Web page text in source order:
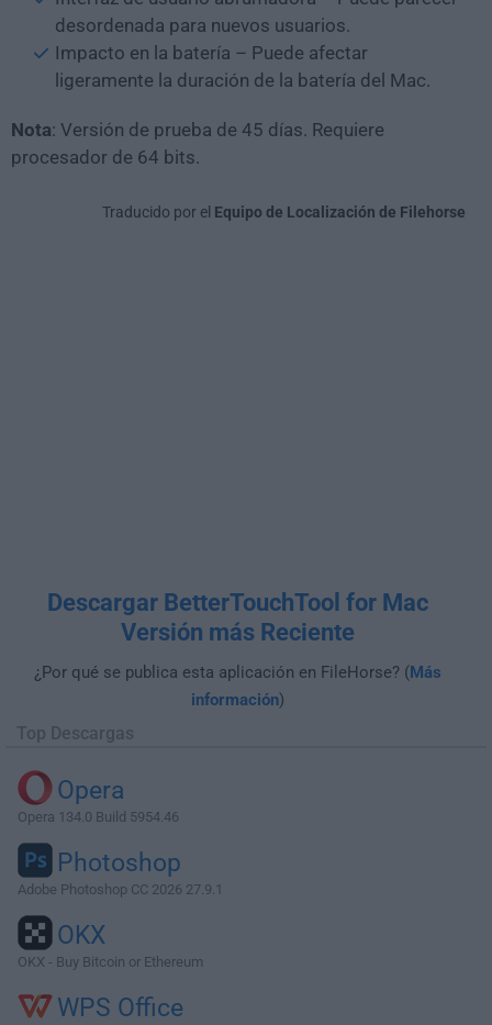
desordenada para nuevos usuarios.
Impacto en la batería – Puede afectar
ligeramente la duración de la batería del Mac.
Nota: Versión de prueba de 45 días. Requiere
procesador de 64 bits.
Traducido por el Equipo de Localización de Filehorse
Descargar BetterTouchTool for Mac
Versión más Reciente
¿Por qué se publica esta aplicación en FileHorse? (Más
información)
Top Descargas
Opera
Opera 134.0 Build 5954.46
Photoshop
Adobe Photoshop CC 2026 27.9.1
OKX
OKX - Buy Bitcoin or Ethereum
WPS Office